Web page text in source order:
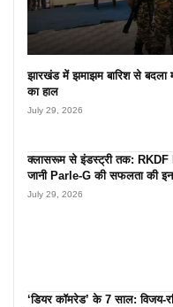
झारखंड में झमाझम बारिश से
का हाल
July 29, 2026
क्लासरूम से इंडस्ट्री तक: RKDF
जानी Parle-G की सफलता की
July 29, 2026
‘डियर कॉमरेड’ के 7 साल: विजय-